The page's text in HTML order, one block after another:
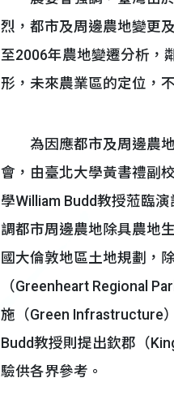
烈，都市及周邊農地變更
至2006年農地變遷分析，
形，未來農業區的定位，
為因應都市及周邊農地
會，由臺北大學黃書禮副
學William Budd教授蒞臨
調都市周邊農地除具農地
國大倫敦地區土地規劃，
（Greenheart Regional
施（Green Infrastructure
Budd教授則提出欽郡（
驗供各界參考。